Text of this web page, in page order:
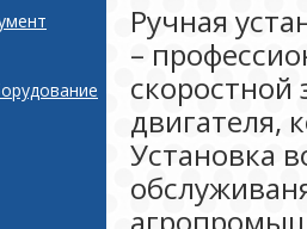
Ручная
–
двигателя,
Установка